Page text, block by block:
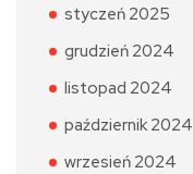
styczeń 2025
grudzień 2024
listopad 2024
październik 2024
wrzesień 2024